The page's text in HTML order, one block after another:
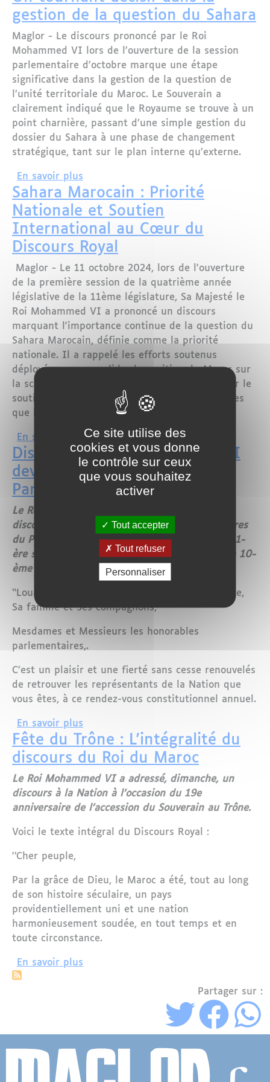
gestion de la question du Sahara
Maglor - Le discours prononcé par le Roi
Mohammed VI lors de l'ouverture de la session
parlementaire d'octobre marque une étape
significative dans la gestion de la question de
l’unité territoriale du Maroc. Le Souverain a
clairement indiqué que le Royaume se trouve à un
point charnière, passant d’une simple gestion du
dossier du Sahara à une phase de changement
stratégique, tant sur le plan interne qu’externe.
En savoir plus
Sahara Marocain : Priorité
Nationale et Soutien
International au Cœur du
Discours Royal
Maglor - Le 11 octobre 2024, lors de l'ouverture
de la première session de la quatrième année
législative de la 11ème législature, Sa Majesté le
Roi Mohammed VI a prononcé un discours
marquant l'importance continue de la question du
Sahara Marocain, définie comme la priorité
nationale. Il a rappelé les efforts soutenus
déployés pour consolider la position du Maroc sur
la scène internationale, en mettant l'accent sur le
soutien croissant de puissances influentes telles
que la France et les États-Unis.
En savoir plus sur Sahara Marocain : Priorité
Discours du Roi Mohammed VI
devant les deux Chambres du
Parlement
Le Roi Mohammed VI a prononcé vendredi un
discours devant les membres des deux Chambres
du Parlement à l’occasion de l’ouverture de la 1-
ère session de la 3-ème année législative de la 10-
ème législature, dont voici le texte intégral :
“Louange à Dieu, Prière et salut sur le Prophète,
Sa famille et Ses compagnons,
Mesdames et Messieurs les honorables
parlementaires,.
C’est un plaisir et une fierté sans cesse renouvelés
de retrouver les représentants de la Nation que
vous êtes, à ce rendez-vous constitutionnel annuel.
En savoir plus
Fête du Trône : L'intégralité du
discours du Roi du Maroc
Le Roi Mohammed VI a adressé, dimanche, un
discours à la Nation à l’occasion du 19e
anniversaire de l’accession du Souverain au Trône.
Voici le texte intégral du Discours Royal :
'’Cher peuple,
Par la grâce de Dieu, le Maroc a été, tout au long
de son histoire séculaire, un pays
providentiellement uni et une nation
harmonieusement soudée, en tout temps et en
toute circonstance.
En savoir plus
Partager sur :
Ce site utilise des
cookies et vous donne
le contrôle sur ceux
que vous souhaitez
activer
Tout accepter
Tout refuser
Personnaliser